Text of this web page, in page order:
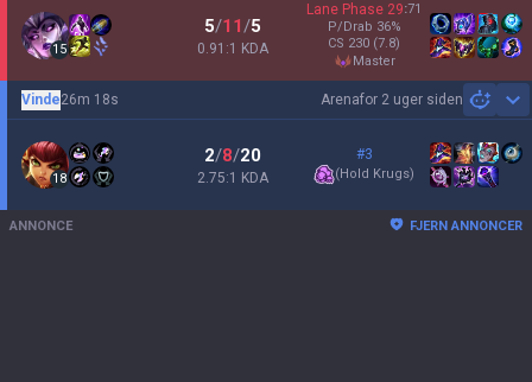
15
5/11/5
0.91:1 KDA
Lane Phase 29:71
P/Drab 36%
CS 230 (7.8)
master
Arenafor 2 uger siden
Vinde26m 18s
18
2/8/20
2.75:1 KDA
#3
(Hold Krugs)
ANNONCE FJERN ANNONCER